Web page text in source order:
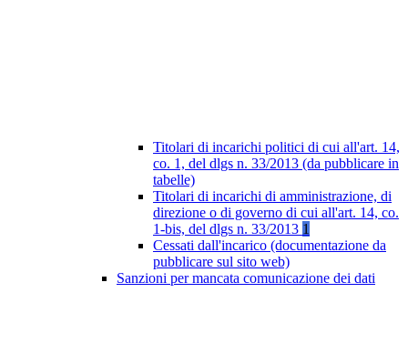
Titolari di incarichi politici di cui all'art. 14,
co. 1, del dlgs n. 33/2013 (da pubblicare in
tabelle)
Titolari di incarichi di amministrazione, di
direzione o di governo di cui all'art. 14, co.
1-bis, del dlgs n. 33/2013 1
Cessati dall'incarico (documentazione da
pubblicare sul sito web)
Sanzioni per mancata comunicazione dei dati